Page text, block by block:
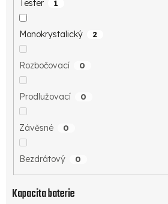
Tester 1
Monokrystalický 2
Rozbočovací 0
Prodlužovací 0
Závěsné 0
Bezdrátový 0
Kapacita baterie